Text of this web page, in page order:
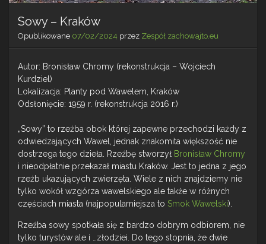
Sowy – Kraków
Opublikowane 07/02/2024 przez Zespół zachowajto.eu
Autor: Bronisław Chromy (rekonstrukcja – Wojciech
Kurdziel)
Lokalizacja: Planty pod Wawelem, Kraków
Odsłonięcie: 1959 r. (rekonstrukcja 2016 r.)
„Sowy” to rzeźba obok której zapewne przechodzi każdy z
odwiedzających Wawel, jednak znakomita większość nie
dostrzega tego dzieła. Rzeźbę stworzył Bronisław Chromy
i nieodpłatnie przekazał miastu Kraków. Jest to jedna z jego
rzeźb ukazujących zwierzęta. Wiele z nich znajdziemy nie
tylko wokół wzgórza wawelskiego ale także w różnych
częściach miasta (najpopularniejsza to Smok Wawelski).
Rzeźba sowy spotkała się z bardzo dobrym odbiorem, nie
tylko turystów ale i …złodziei. Do tego stopnia, że dwie